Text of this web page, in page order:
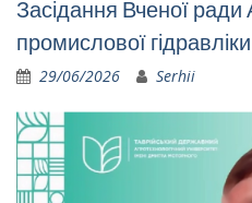
Засідання Вченої ради
промислової
29/06/2026 Serhii